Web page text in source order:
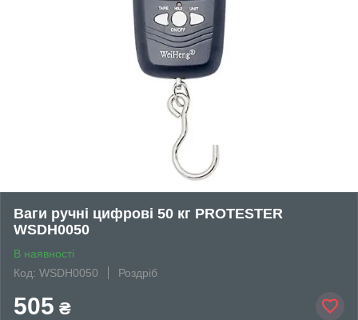
Ваги ручні цифрові 50 кг PROTESTER
WSDH0050
В наявності
Код: WSDH0050
Роздріб
505 ₴